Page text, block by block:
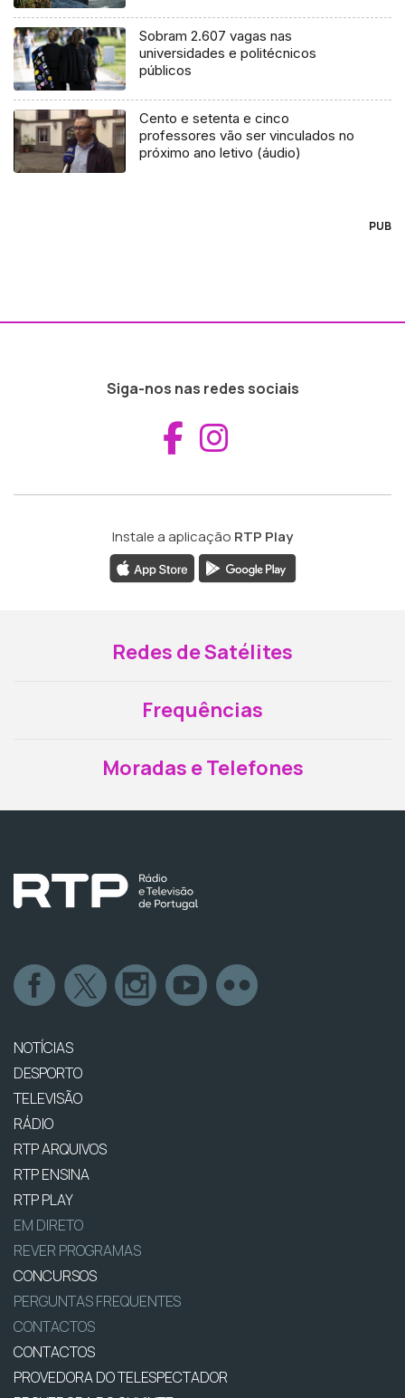
Sobram 2.607 vagas nas
universidades e politécnicos
públicos
Cento e setenta e cinco
professores vão ser vinculados no
próximo ano letivo (áudio)
PUB
Siga-nos nas redes sociais
Aceder ao
Instale a aplicação RTP Play
Redes de Satélites
Frequências
Moradas e Telefones
NOTÍCIAS
DESPORTO
TELEVISÃO
RÁDIO
RTP ARQUIVOS
RTP ENSINA
RTP PLAY
EM DIRETO
REVER PROGRAMAS
CONCURSOS
PERGUNTAS FREQUENTES
CONTACTOS
CONTACTOS
PROVEDORA DO TELESPECTADOR